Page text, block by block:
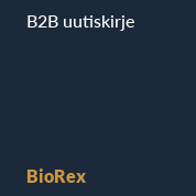
B2B uutiskirje
BioRex